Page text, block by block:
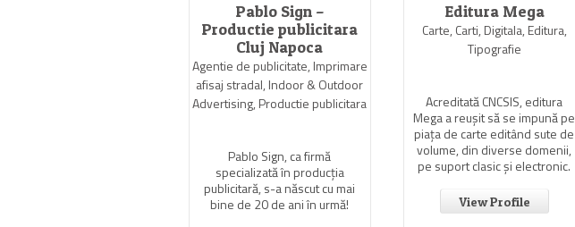
Pablo Sign –
Productie publicitara
Cluj Napoca
Agentie de publicitate, Imprimare
afisaj stradal, Indoor & Outdoor
Advertising, Productie publicitara
Pablo Sign, ca firmă
specializată în producția
publicitară, s-a născut cu mai
bine de 20 de ani în urmă!
Editura Mega
Carte, Carti, Digitala, Editura,
Tipografie
Acreditată CNCSIS, editura
Mega a reuşit să se impună pe
piaţa de carte editând sute de
volume, din diverse domenii,
pe suport clasic şi electronic.
View Profile